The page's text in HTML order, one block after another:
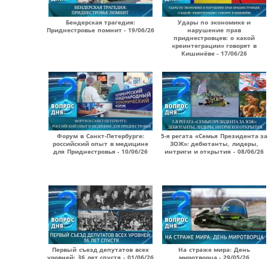
Бендерская трагедия:
Приднестровье помнит - 19/06/26
Удары по экономике и
нарушение прав
приднестровцев: о какой
«реинтеграции» говорят в
Кишинёве - 17/06/26
Форум в Санкт-Петербурге:
российский опыт в медицине
для Приднестровья - 10/06/26
5-я регата «Семья Президента за
ЗОЖ»: дебютанты, лидеры,
интриги и открытия - 08/06/26
Первый съезд депутатов всех
уровней: 36 лет спустя - 01/06/26
На страже мира: День
миротворца - 29/05/26